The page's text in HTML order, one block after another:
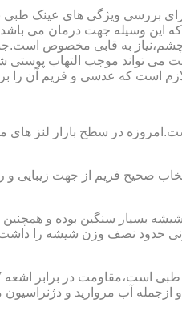
بررسی ویژگی های عینک
این وسیله جهت درمان می
چشم،نیاز به قابی مخصوص
می تواند موجب التهاب
است که عدسی و فریم آن را
در سطح بازار لنز
صحیح فریم از جهت زیبایی
حدود نصف وزن شیشه را داشت
آب مروارید و دژنراسیون